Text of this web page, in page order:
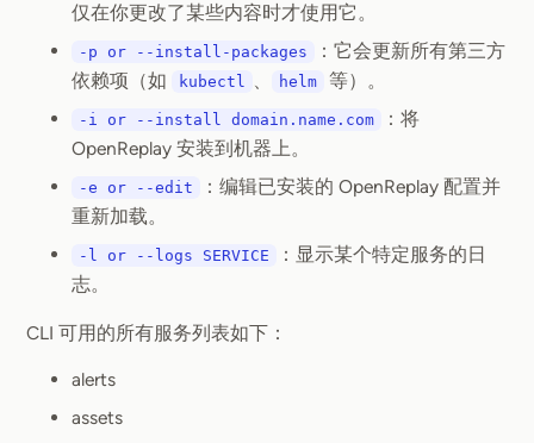
仅在你更改了某些内容时才使用它。
-p or --install-packages
：它会更新所有第三方
依赖项（如
kubectl 、 helm 等）。
-i or --install domain.name.com
：将
OpenReplay 安装到机器上。
-e or --edit
：编辑已安装的 OpenReplay 配置并
重新加载。
-l or --logs SERVICE
：显示某个特定服务的日
志。
CLI 可用的所有服务列表如下：
alerts
assets